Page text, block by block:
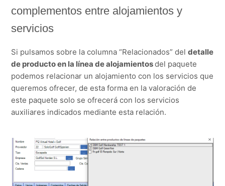
complementos entre alojamientos y
servicios
Si pulsamos sobre la columna “Relacionados” deldetalle
de producto en la línea de alojamientosdel paquete
podemos relacionar un alojamiento con los servicios que
queremos ofrecer, de esta forma en la valoración de
este paquete solo se ofrecerá con los servicios
auxiliares indicados mediante esta relación.